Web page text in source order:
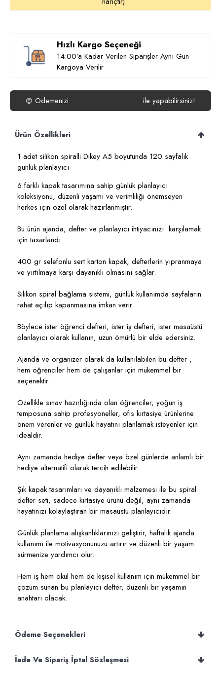
Hızlı Kargo Seçeneği
14:00’a Kadar Verilen Siparişler Aynı Gün
Kargoya Verilir
😍 Ödemenizi ile yapabilirsiniz!
Ürün Özellikleri
1 adet silikon spiralli Dikey A5 boyutunda 120 sayfalık
günlük planlayıcı
6 farklı kapak tasarımına sahip günlük planlayıcı
koleksiyonu, düzenli yaşamı ve verimliliği önemseyen
herkes için özel olarak hazırlanmıştır.
Bu ürün ajanda, defter ve planlayıcı ihtiyacınızı karşılamak
için tasarlandı.
400 gr selefonlu sert karton kapak, defterlerin yıpranmaya
ve yırtılmaya karşı dayanıklı olmasını sağlar.
Silikon spiral bağlama sistemi, günlük kullanımda sayfaların
rahat açılıp kapanmasına imkan verir.
Böylece ister öğrenci defteri, ister iş defteri, ister masaüstü
planlayıcı olarak kullanın, uzun ömürlü bir elde edersiniz.
Ajanda ve organizer olarak da kullanılabilen bu defter ,
hem öğrenciler hem de çalışanlar için mükemmel bir
seçenektir.
Özellikle sınav hazırlığında olan öğrenciler, yoğun iş
temposuna sahip profesyoneller, ofis kırtasiye ürünlerine
önem verenler ve günlük hayatını planlamak isteyenler için
idealdir.
Aynı zamanda hediye defter veya özel günlerde anlamlı bir
hediye alternatifi olarak tercih edilebilir.
Şık kapak tasarımları ve dayanıklı malzemesi ile bu spiral
defter seti, sadece kırtasiye ürünü değil, aynı zamanda
hayatınızı kolaylaştıran bir masaüstü planlayıcıdır.
Günlük planlama alışkanlıklarınızı geliştirir, haftalık ajanda
kullanımı ile motivasyonunuzu artırır ve düzenli bir yaşam
sürmenize yardımcı olur.
Hem iş hem okul hem de kişisel kullanım için mükemmel bir
çözüm sunan bu planlayıcı defter, düzenli bir yaşamın
anahtarı olacak.
Ödeme Seçenekleri
İade Ve Sipariş İptal Sözleşmesi